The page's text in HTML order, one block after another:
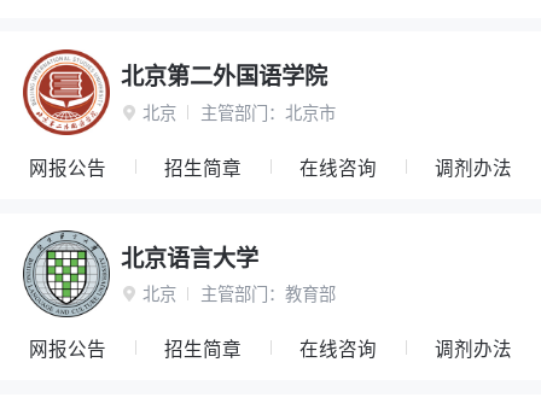
北京第二外国语学院
 北京 主管部门： 北京市
网报公告 招生简章 在线咨询 调剂办法
北京语言大学
 北京 主管部门： 教育部
网报公告 招生简章 在线咨询 调剂办法